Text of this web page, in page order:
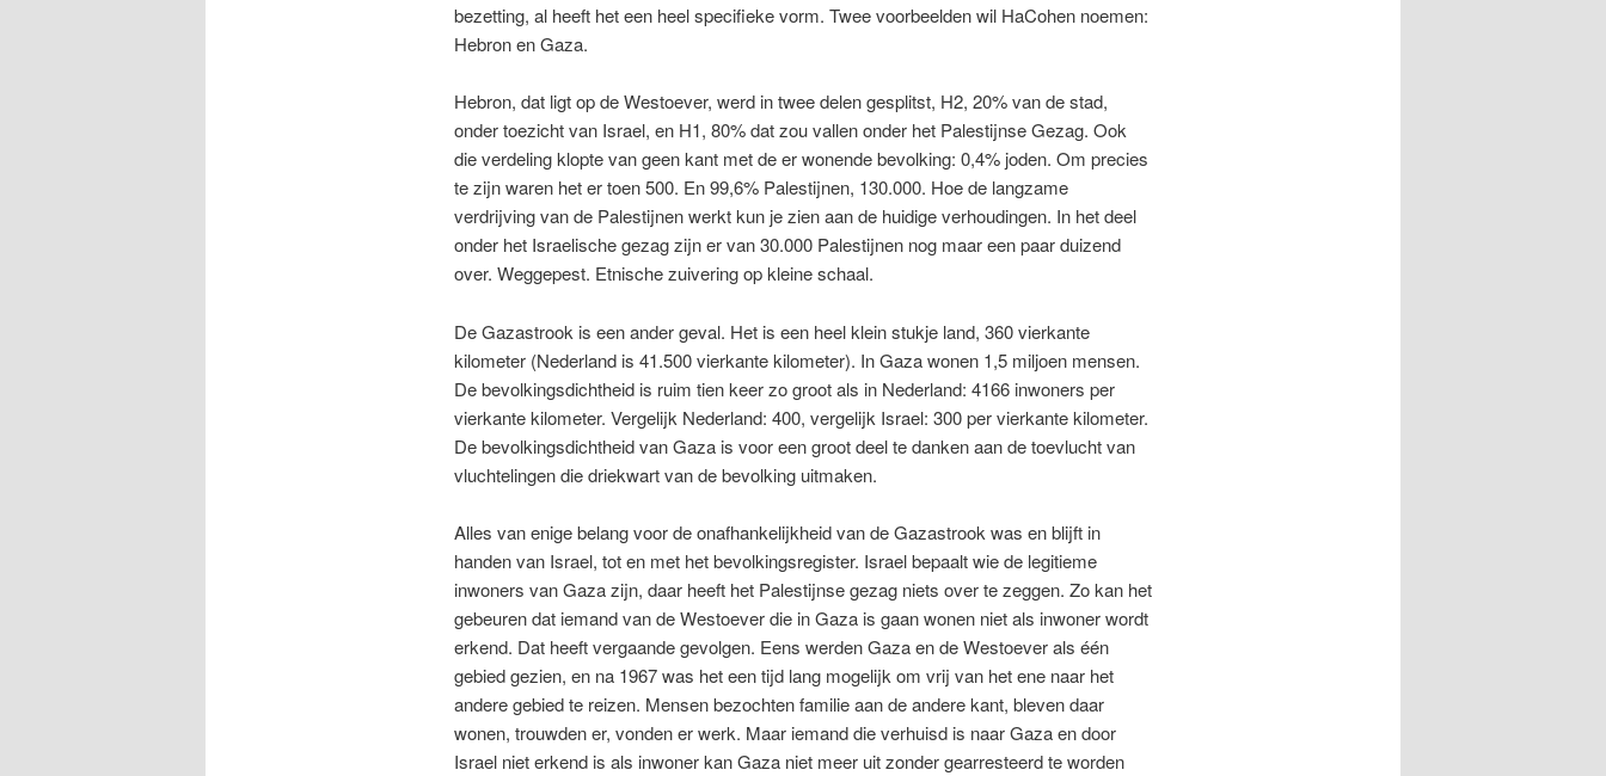
bezetting, al heeft het een heel specifieke vorm. Twee voorbeelden wil HaCohen noemen:
Hebron en Gaza.
Hebron, dat ligt op de Westoever, werd in twee delen gesplitst, H2, 20% van de stad,
onder toezicht van Israel, en H1, 80% dat zou vallen onder het Palestijnse Gezag. Ook
die verdeling klopte van geen kant met de er wonende bevolking: 0,4% joden. Om precies
te zijn waren het er toen 500. En 99,6% Palestijnen, 130.000. Hoe de langzame
verdrijving van de Palestijnen werkt kun je zien aan de huidige verhoudingen. In het deel
onder het Israelische gezag zijn er van 30.000 Palestijnen nog maar een paar duizend
over. Weggepest. Etnische zuivering op kleine schaal.
De Gazastrook is een ander geval. Het is een heel klein stukje land, 360 vierkante
kilometer (Nederland is 41.500 vierkante kilometer). In Gaza wonen 1,5 miljoen mensen.
De bevolkingsdichtheid is ruim tien keer zo groot als in Nederland: 4166 inwoners per
vierkante kilometer. Vergelijk Nederland: 400, vergelijk Israel: 300 per vierkante kilometer.
De bevolkingsdichtheid van Gaza is voor een groot deel te danken aan de toevlucht van
vluchtelingen die driekwart van de bevolking uitmaken.
Alles van enige belang voor de onafhankelijkheid van de Gazastrook was en blijft in
handen van Israel, tot en met het bevolkingsregister. Israel bepaalt wie de legitieme
inwoners van Gaza zijn, daar heeft het Palestijnse gezag niets over te zeggen. Zo kan het
gebeuren dat iemand van de Westoever die in Gaza is gaan wonen niet als inwoner wordt
erkend. Dat heeft vergaande gevolgen. Eens werden Gaza en de Westoever als één
gebied gezien, en na 1967 was het een tijd lang mogelijk om vrij van het ene naar het
andere gebied te reizen. Mensen bezochten familie aan de andere kant, bleven daar
wonen, trouwden er, vonden er werk. Maar iemand die verhuisd is naar Gaza en door
Israel niet erkend is als inwoner kan Gaza niet meer uit zonder gearresteerd te worden